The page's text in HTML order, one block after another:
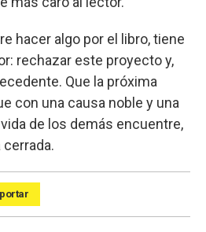
hacer algo por el libro, tiene
rechazar este proyecto y,
Que la próxima
con una causa noble y una
de los demás encuentre,
cerrada.